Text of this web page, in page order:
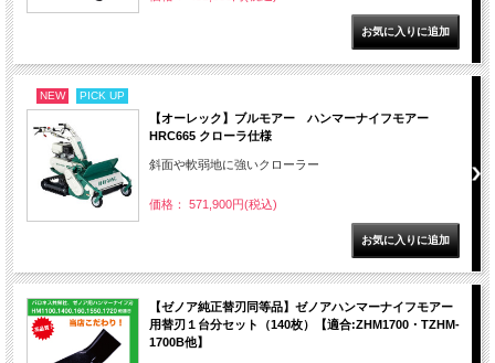
NEW PICK UP
【オーレック】ブルモアー ハンマーナイフモアー
HRC665 クローラ仕様
斜面や軟弱地に強いクローラー
価格： 571,900円(税込)
【ゼノア純正替刃同等品】ゼノアハンマーナイフモアー
用替刃１台分セット（140枚）【適合:ZHM1700・TZHM-
1700B他】